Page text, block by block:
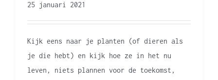
25 januari 2021
Kijk eens naar je planten (of dieren als
je die hebt) en kijk hoe ze in het nu
leven, niets plannen voor de toekomst,